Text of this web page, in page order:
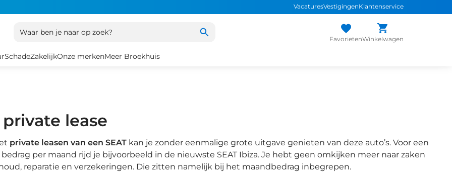
VacaturesVestigingenKlantenservice
Waar ben je naar op zoek?
FavorietenWinkelwagen
SchadeZakelijkOnze merkenMeer Broekhuis
lease
private leasen van een SEATkan je zonder eenmalige grote uitgave genieten van deze auto’s. Voor een
per maand rijd je bijvoorbeeld in de nieuwste SEAT Ibiza. Je hebt geen omkijken meer naar zaken
reparatie en verzekeringen. Die zitten namelijk bij het maandbedrag inbegrepen.